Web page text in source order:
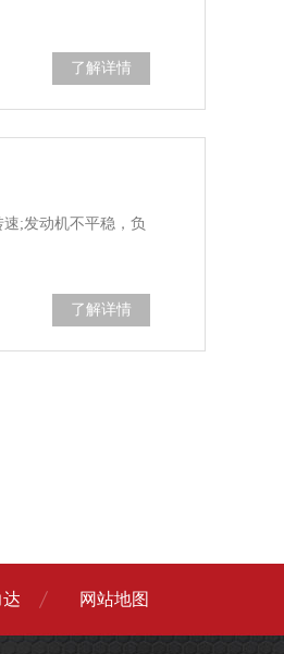
了解详情
;发动机不平稳，负
了解详情
网站地图